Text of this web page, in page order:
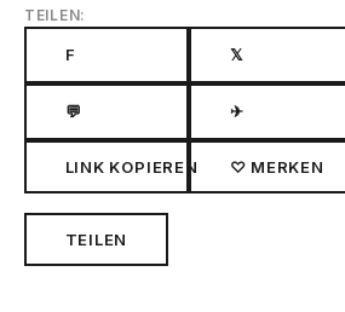
TEILEN:
F 𝕏
💬 ✈
LINK KOPIEREN ♡ MERKEN
TEILEN